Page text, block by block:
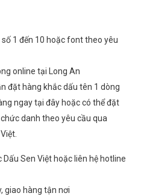
1 đến 10 hoặc font theo yêu
online tại Long An
đặt hàng khắc dấu tên 1 dòng
ngay tại đây hoặc có thể đặt
danh theo yêu cầu qua
Sen Việt hoặc liên hệ hotline
giao hàng tận nơi